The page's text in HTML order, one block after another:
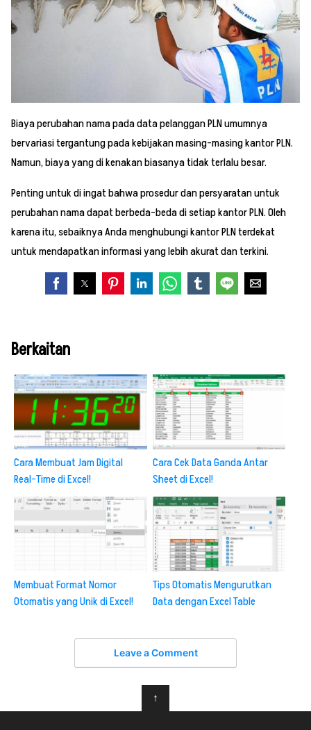
Biaya perubahan nama pada data pelanggan PLN umumnya
bervariasi tergantung pada kebijakan masing-masing kantor PLN.
Namun, biaya yang di kenakan biasanya tidak terlalu besar.
Penting untuk di ingat bahwa prosedur dan persyaratan untuk
perubahan nama dapat berbeda-beda di setiap kantor PLN. Oleh
karena itu, sebaiknya Anda menghubungi kantor PLN terdekat
untuk mendapatkan informasi yang lebih akurat dan terkini.
Berkaitan
Cara Membuat Jam Digital
Real-Time di Excel!
Cara Cek Data Ganda Antar
Sheet di Excel!
Membuat Format Nomor
Otomatis yang Unik di Excel!
Tips Otomatis Mengurutkan
Data dengan Excel Table
Leave a Comment
↑